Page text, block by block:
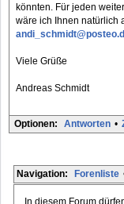
könnten. Für jeden
wäre ich Ihnen natürlich
Viele Grüße
Andreas Schmidt
Optionen: Antworten •
Navigation: Forenliste
In diesem Forum